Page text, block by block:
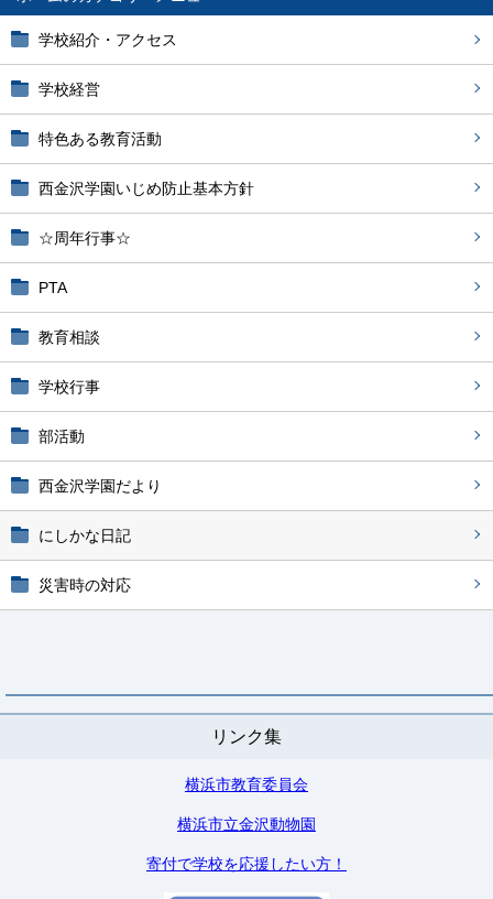
学校紹介・アクセス
学校経営
特色ある教育活動
西金沢学園いじめ防止基本方針
☆周年行事☆
PTA
教育相談
学校行事
部活動
西金沢学園だより
にしかな日記
災害時の対応
リンク集
横浜市教育委員会
横浜市立金沢動物園
寄付で学校を応援したい方！